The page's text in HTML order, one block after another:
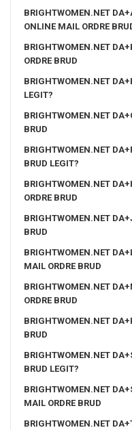
BRIGHTWOMEN.NET
ONLINE MAIL ORDRE
BRIGHTWOMEN.NET
ORDRE BRUD
BRIGHTWOMEN.NET
LEGIT?
BRIGHTWOMEN.NET
BRUD
BRIGHTWOMEN.NET
BRUD LEGIT?
BRIGHTWOMEN.NET
ORDRE BRUD
BRIGHTWOMEN.NET
BRUD
BRIGHTWOMEN.NET
MAIL ORDRE BRUD
BRIGHTWOMEN.NET
ORDRE BRUD
BRIGHTWOMEN.NET
BRUD
BRIGHTWOMEN.NET
BRUD LEGIT?
BRIGHTWOMEN.NET
MAIL ORDRE BRUD
BRIGHTWOMEN.NET